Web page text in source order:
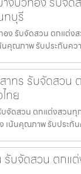
บุรี
อง รับจัดสวน ตกแต่ง
นคุณภาพ รับประกันคว
ทร รับจัดสวน
ทย
จัดสวน ตกแต่งสวน
เน้นคุณภาพ รับประกั
บจัดสวน ตกแ